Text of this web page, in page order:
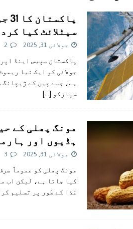
سیٹلائٹ کیا
جولائی 31, 2025 2
جولائی کو ایک نیا
ہے، جسے چین کے ژیچانگ
سپارکو […]
مونگ پھلی کے
ہڈیوں اور
جولائی 31, 2025 3
مونگ پھلی کو عموماً
کیا جاتا ہے، لیکن اب
غذا کے طور پر تسلیم